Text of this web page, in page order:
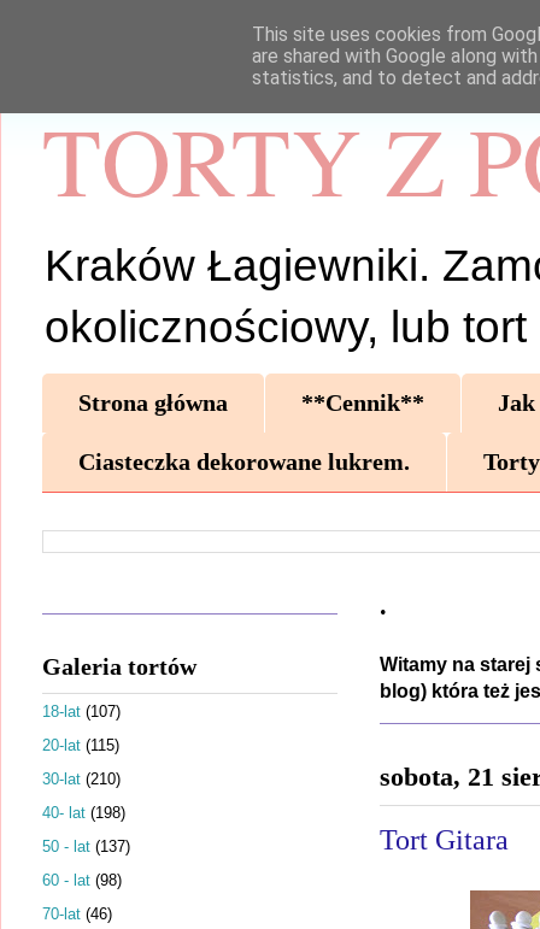
TORTY Z
Kraków Łagiewniki.
okolicznościowy, lub tort
Strona główna **Cennik** Jak
Ciasteczka dekorowane lukrem.
.
Witamy na starej
blog) która też
sobota, 21
Tort Gitara
Galeria tortów
18-lat (107)
20-lat (115)
30-lat (210)
40- lat (198)
50 - lat (137)
60 - lat (98)
70-lat (46)
This site uses cookies from
are shared with Google along
statistics, and to detect and